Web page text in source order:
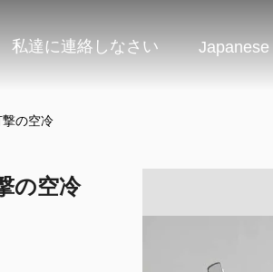
私達に連絡しなさい Japanese
の空冷
の空冷